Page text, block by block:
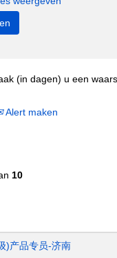
(in dagen) u een
Alert maken
10
)产品专员-济南